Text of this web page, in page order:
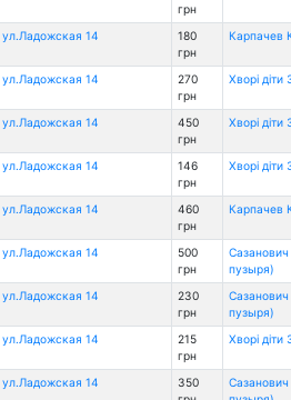
грн
ул.Ладожская 14
180
грн
Карпачев
ул.Ладожская 14
270
грн
Хворі діти
ул.Ладожская 14
450
грн
Хворі діти
ул.Ладожская 14
146
грн
Хворі діти
ул.Ладожская 14
460
грн
Карпачев
ул.Ладожская 14
500
грн
пузыря)
ул.Ладожская 14
230
грн
пузыря)
ул.Ладожская 14
215
грн
Хворі діти
ул.Ладожская 14
350